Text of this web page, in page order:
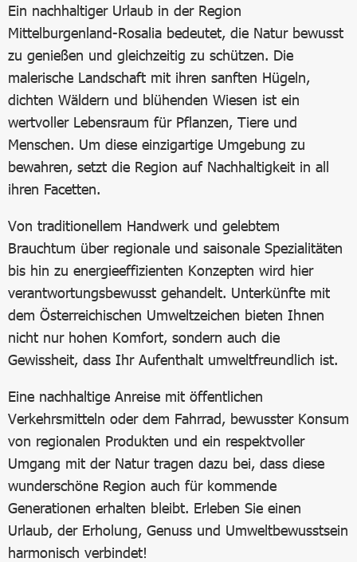
Ein nachhaltiger Urlaub in der Region
Mittelburgenland-Rosalia bedeutet, die Natur bewusst
zu genießen und gleichzeitig zu schützen. Die
malerische Landschaft mit ihren sanften Hügeln,
dichten Wäldern und blühenden Wiesen ist ein
wertvoller Lebensraum für Pflanzen, Tiere und
Menschen. Um diese einzigartige Umgebung zu
bewahren, setzt die Region auf Nachhaltigkeit in all
ihren Facetten.
Von traditionellem Handwerk und gelebtem
Brauchtum über regionale und saisonale Spezialitäten
bis hin zu energieeffizienten Konzepten wird hier
verantwortungsbewusst gehandelt. Unterkünfte mit
dem Österreichischen Umweltzeichen bieten Ihnen
nicht nur hohen Komfort, sondern auch die
Gewissheit, dass Ihr Aufenthalt umweltfreundlich ist.
Eine nachhaltige Anreise mit öffentlichen
Verkehrsmitteln oder dem Fahrrad, bewusster Konsum
von regionalen Produkten und ein respektvoller
Umgang mit der Natur tragen dazu bei, dass diese
wunderschöne Region auch für kommende
Generationen erhalten bleibt. Erleben Sie einen
Urlaub, der Erholung, Genuss und Umweltbewusstsein
harmonisch verbindet!